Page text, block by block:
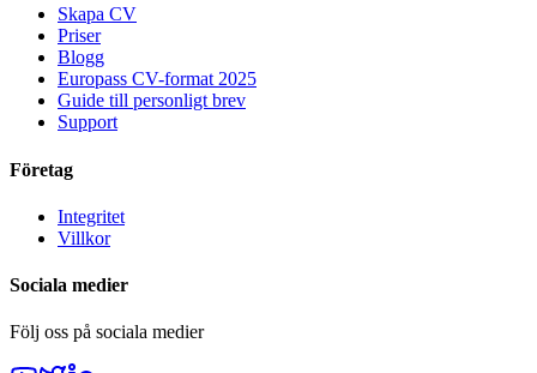
Skapa CV
Priser
Blogg
Europass CV-format 2025
Guide till personligt brev
Support
Företag
Integritet
Villkor
Sociala medier
Följ oss på sociala medier